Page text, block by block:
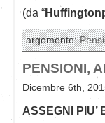
(da “
argomento:
PENSIONI,
Dicembre 6th,
ASSEGNI PIU’